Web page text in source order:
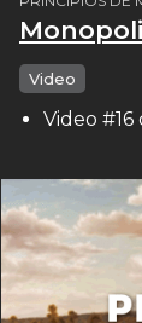
Video
Video #16